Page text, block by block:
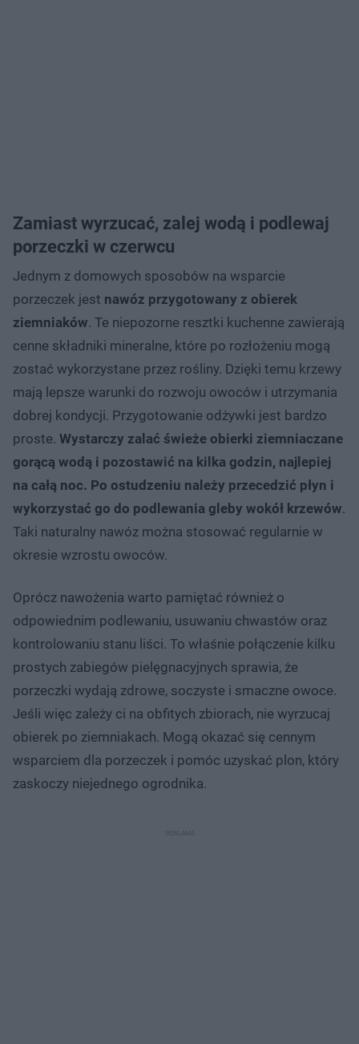
Zamiast wyrzucać, zalej wodą i podlewaj
porzeczki w czerwcu
Jednym z domowych sposobów na wsparcie
porzeczek jest nawóz przygotowany z obierek
ziemniaków. Te niepozorne resztki kuchenne zawierają
cenne składniki mineralne, które po rozłożeniu mogą
zostać wykorzystane przez rośliny. Dzięki temu krzewy
mają lepsze warunki do rozwoju owoców i utrzymania
dobrej kondycji. Przygotowanie odżywki jest bardzo
proste. Wystarczy zalać świeże obierki ziemniaczane
gorącą wodą i pozostawić na kilka godzin, najlepiej
na całą noc. Po ostudzeniu należy przecedzić płyn i
wykorzystać go do podlewania gleby wokół krzewów.
Taki naturalny nawóz można stosować regularnie w
okresie wzrostu owoców.
Oprócz nawożenia warto pamiętać również o
odpowiednim podlewaniu, usuwaniu chwastów oraz
kontrolowaniu stanu liści. To właśnie połączenie kilku
prostych zabiegów pielęgnacyjnych sprawia, że
porzeczki wydają zdrowe, soczyste i smaczne owoce.
Jeśli więc zależy ci na obfitych zbiorach, nie wyrzucaj
obierek po ziemniakach. Mogą okazać się cennym
wsparciem dla porzeczek i pomóc uzyskać plon, który
zaskoczy niejednego ogrodnika.